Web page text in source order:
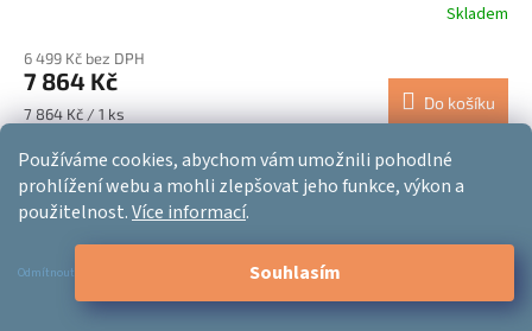
Používáme cookies, abychom vám umožnili pohodlné
prohlížení webu a mohli zlepšovat jeho funkce, výkon a
použitelnost.Více informací.
Odmítnout Souhlasím
Skladem
6 499 Kč bez DPH
7 864 Kč
Měrná
7 864 Kč / 1 ks
Do košíku
Výprodej!
+ Dárek zdarma